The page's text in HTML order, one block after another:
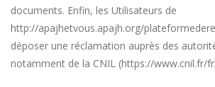
documents. Enfin, les Utilisateurs de
http://apajhetvous.apajh.org/
déposer une réclamation auprès des
notamment de la CNIL (https://www.cnil.fr/